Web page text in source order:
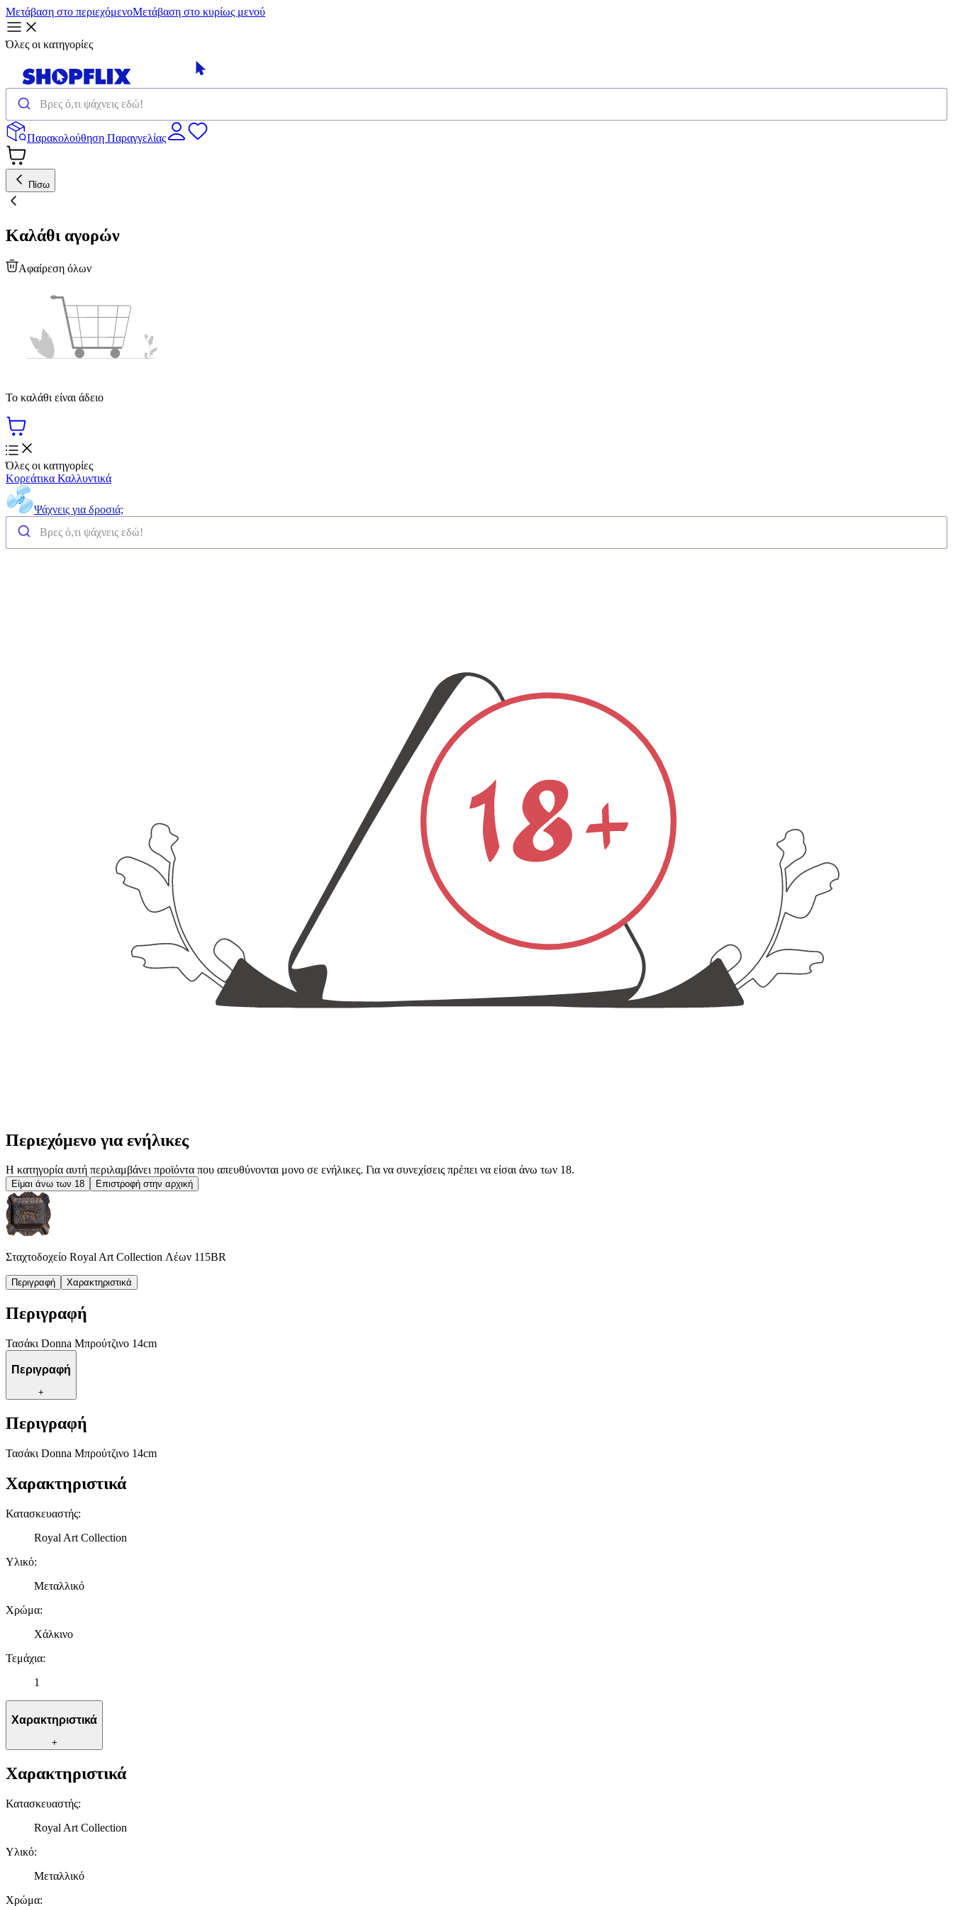
Μετάβαση στο περιεχόμενοΜετάβαση στο κυρίως μενού
Όλες οι κατηγορίες
Παρακολούθηση Παραγγελίας
Πίσω
Καλάθι αγορών
Αφαίρεση όλων
Το καλάθι είναι άδειο
Όλες οι κατηγορίες
Κορεάτικα Καλλυντικά
Ψάχνεις για δροσιά;
Περιεχόμενο για ενήλικες
Η κατηγορία αυτή περιλαμβάνει προϊόντα που απευθύνονται μονο σε ενήλικες. Για να συνεχίσεις πρέπει να είσαι άνω των 18.
Είμαι άνω των 18 Επιστροφή στην αρχική
Σταχτοδοχείο Royal Art Collection Λέων 115BR
Περιγραφή Χαρακτηριστικά
Περιγραφή
Τασάκι Donna Μπρούτζινο 14cm
Περιγραφή
+
Περιγραφή
Τασάκι Donna Μπρούτζινο 14cm
Χαρακτηριστικά
Κατασκευαστής:
Royal Art Collection
Υλικό:
Μεταλλικό
Χρώμα:
Χάλκινο
Τεμάχια:
1
Χαρακτηριστικά
+
Χαρακτηριστικά
Κατασκευαστής:
Royal Art Collection
Υλικό:
Μεταλλικό
Χρώμα: